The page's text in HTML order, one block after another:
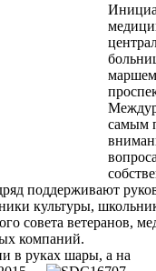
самым
поддерживают
культуры,
совета ветеранов,
компаний.
в руках шары, а на